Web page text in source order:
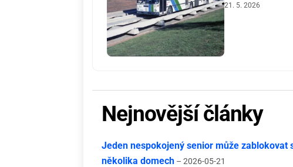
21. 5. 2026
Nejnovější články
Jeden nespokojený senior může
několika domech – 2026-05-21